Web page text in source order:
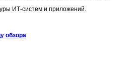
ИТ-систем и приложений.
обзора